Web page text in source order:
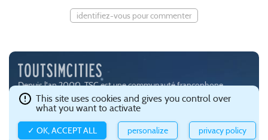
identifiez-vous pour commenter
Depuis l'an 2000, TSC est une communauté francophone
passionnée par les jeux de simulation urbaine, notamment
SimCity (EA) et Cities:Skylines (Paradox Interactive
Ce site est hébergé avec brio parGandi.Confidentialité et gestion
des cookies.
This site uses cookies and gives you control over
what you want to activate
✓ OK, ACCEPT ALL personalize privacy policy